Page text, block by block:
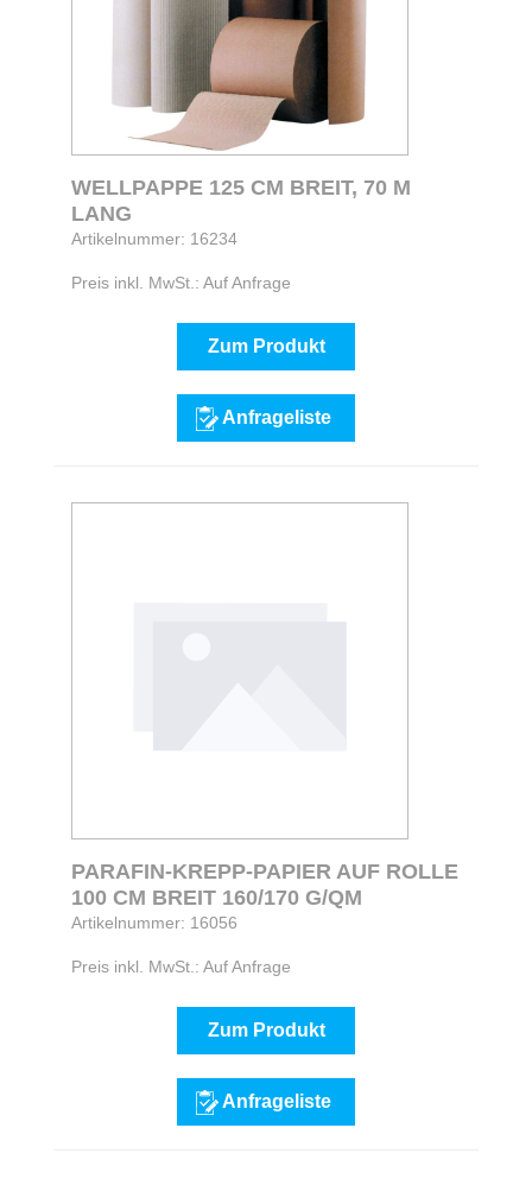
WELLPAPPE 125 CM BREIT, 70 M
LANG
Artikelnummer: 16234
Preis inkl. MwSt.: Auf Anfrage
Zum Produkt
Anfrageliste
PARAFIN-KREPP-PAPIER AUF ROLLE
100 CM BREIT 160/170 G/QM
Artikelnummer: 16056
Preis inkl. MwSt.: Auf Anfrage
Zum Produkt
Anfrageliste